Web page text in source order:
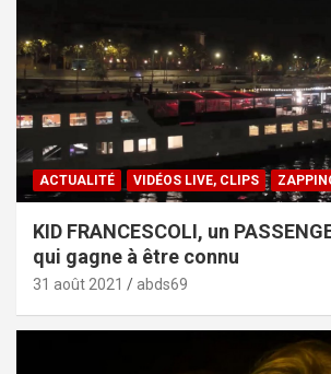
ACTUALITÉ VIDÉOS LIVE, CLIPS
KID FRANCESCOLI, un
qui gagne à être connu
31 août 2021 abds69